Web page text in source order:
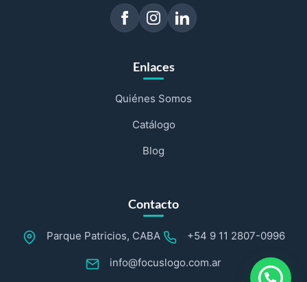
Enlaces
Quiénes Somos
Catálogo
Blog
Contacto
Parque Patricios, CABA +54 9 11 2807-0996
info@focuslogo.com.ar